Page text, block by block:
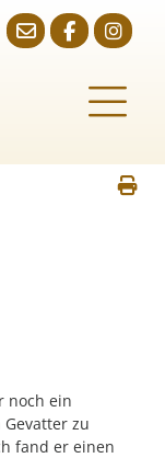
noch ein
zu
fand er einen